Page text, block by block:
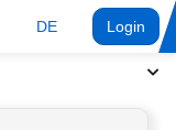
DE Login